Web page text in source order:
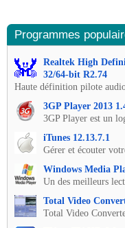
Programmes
Realtek High
32/64-bit R2.74
Haute définition pilote
3GP Player 2013
3GP Player est un
iTunes 12.13.7.1
Gérer et écouter
Windows Media
Un des meilleurs
Total Video
Total Video